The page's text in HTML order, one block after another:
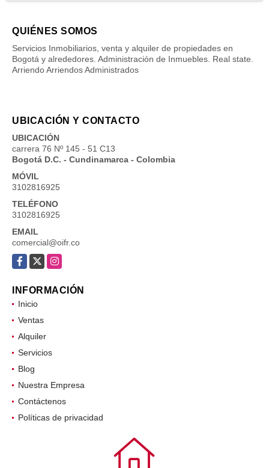
QUIÉNES SOMOS
Servicios Inmobiliarios, venta y alquiler de propiedades en
Bogotá y alrededores. Administración de Inmuebles. Real state.
Arriendo Arriendos Administrados
UBICACIÓN Y CONTACTO
UBICACIÓN
carrera 76 Nº 145 - 51 C13
Bogotá D.C. - Cundinamarca - Colombia
MÓVIL
3102816925
TELÉFONO
3102816925
EMAIL
comercial@oifr.co
Facebook
X Instagram
INFORMACIÓN
Inicio
Ventas
Alquiler
Servicios
Blog
Nuestra Empresa
Contáctenos
Políticas de privacidad